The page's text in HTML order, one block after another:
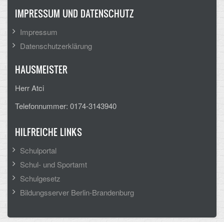
IMPRESSUM UND DATENSCHUTZ
Impressum
Datenschutzerklärung
HAUSMEISTER
Herr Atci
Telefonnummer: 0174-3143940
HILFREICHE LINKS
Schulportal
Schul- und Sportamt
Schulgesetz
Bildungsserver Berlin-Brandenburg